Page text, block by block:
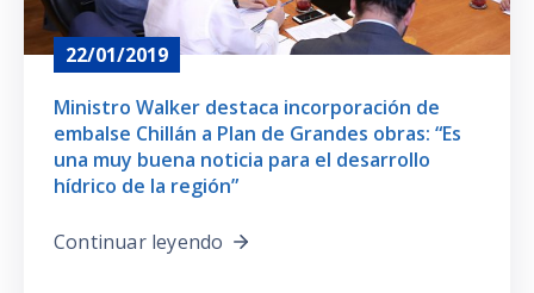
22/01/2019
Ministro Walker destaca incorporación de
embalse Chillán a Plan de Grandes obras: “Es
una muy buena noticia para el desarrollo
hídrico de la región”
Continuar leyendo